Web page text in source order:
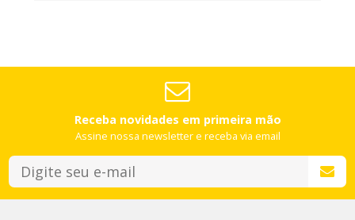
Receba novidades em primeira mão
Assine nossa newsletter e receba via email